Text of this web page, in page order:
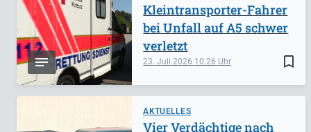
bookmark_border
23. Juli 2026 10:26
Kleintransporter-Fahrer
bei Unfall auf A5 schwer
verletzt
AKTUELLES
Vier Verdächtige nach